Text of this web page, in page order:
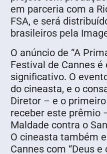
em parceria com a
FSA, e será
brasileiros pela
O anúncio de “A
Festival de Cannes
significativo. O
do cineasta, e o
Diretor – e o
receber este prêmio
Maldade contra o
O cineasta também
Cannes com “Deus e